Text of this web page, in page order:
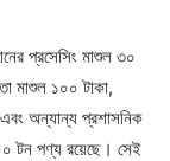
প্রসেসিং মাশুল ৩০
মাশুল ১০০ টাকা,
এবং অন্যান্য প্রশাসনিক
টন পণ্য রয়েছে। সেই